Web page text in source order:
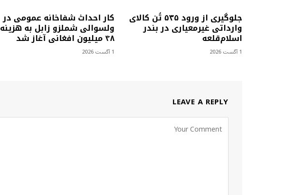
جلوگیری از ورود ۵۳۵ تُن کالای
وارداتی غیرمعیاری در بندر
اسلام‌قلعه
1 آگست 2026
کار احداث شفاخانه عمومی در
ولسوالی شملزو زابل به هزینه
۴۸ میلیون افغانی آغاز شد
1 آگست 2026
LEAVE A REPLY